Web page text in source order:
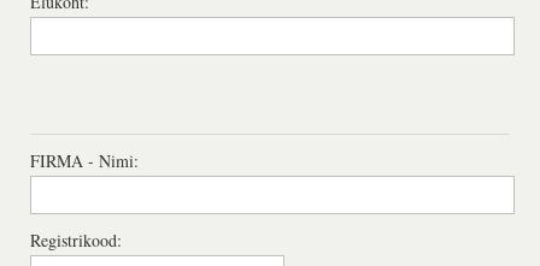
FIRMA - Nimi:
Registrikood: